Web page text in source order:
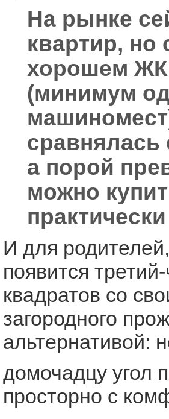
На рынке
квартир, но
хорошем
(минимум
сравнялась
а порой
можно
И для
появится
квадратов со
загородного
альтернативой:
домочадцу угол
просторно с